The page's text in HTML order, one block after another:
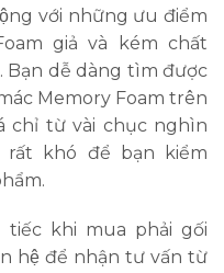
với những ưu điểm
giả và kém chất
Bạn dễ dàng tìm được
Memory Foam trên
chỉ từ vài chục nghìn
khó để bạn kiểm
khi mua phải gối
hệ để nhận tư vấn từ